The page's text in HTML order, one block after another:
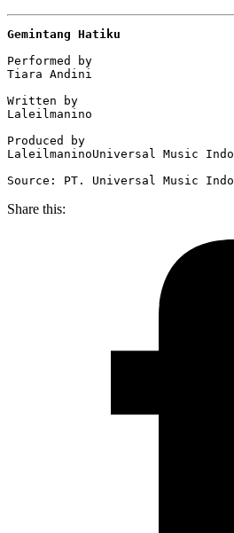
Gemintang Hatiku
Performed by
Tiara Andini
Written by
Laleilmanino
Produced by
LaleilmaninoUniversal Music
Source: PT. Universal Music
Share this: